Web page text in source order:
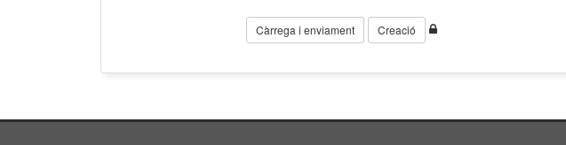
Càrrega i enviament Creació